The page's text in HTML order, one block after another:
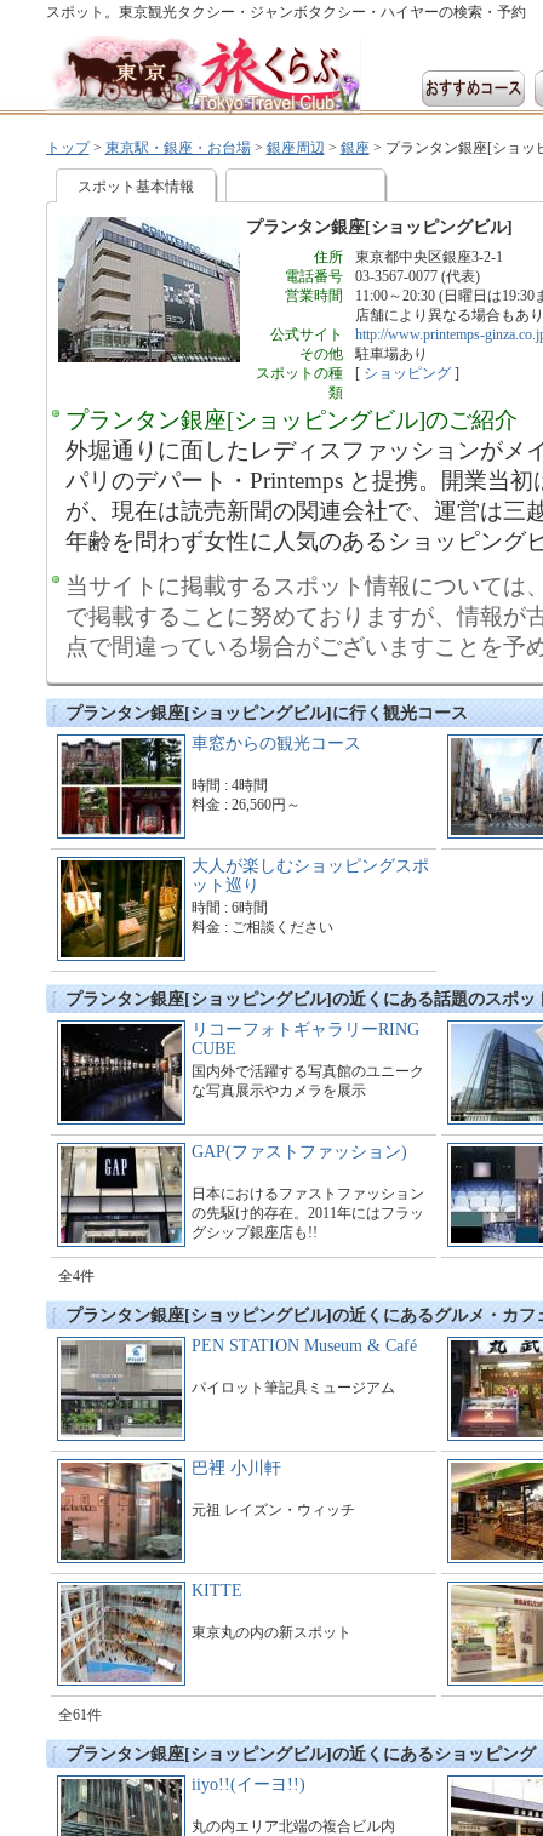
スポット。東京観光タクシー・ジャンボタクシー・ハイヤーの検索・予約
トップ> 東京駅・銀座・お台場> 銀座周辺 > 銀座> プランタン銀座[ショッ
スポット基本情報
プランタン銀座[ショッピングビル]
住所
東京都中央区銀座3-2-1
電話番号
03-3567-0077 (代表)
営業時間
11:00～20:30 (日曜日は19:30
店舗により異なる場合もあり
公式サイト
http://www.printemps-
その他
駐車場あり
スポットの種
類
[ ショッピング]
プランタン銀座[ショッピングビル]のご紹介
外堀通りに面したレディスファッションがメ
パリのデパート・Printemps と提携。開業当
が、現在は読売新聞の関連会社で、運営は三
年齢を問わず女性に人気のあるショッピング
当サイトに掲載するスポット情報については
で掲載することに努めておりますが、情報が
点で間違っている場合がございますことを予
プランタン銀座[ショッピングビル]に行く観光コース
車窓からの観光コース
時間 : 4時間
料金 : 26,560円～
大人が楽しむショッピングスポ
ット巡り
時間 : 6時間
料金 : ご相談ください
プランタン銀座[ショッピングビル]の近くにある話題のスポッ
リコーフォトギャラリーRING
CUBE
国内外で活躍する写真館のユニーク
な写真展示やカメラを展示
GAP(ファストファッション)
日本におけるファストファッション
の先駆け的存在。2011年にはフラッ
グシップ銀座店も!!
全4件
プランタン銀座[ショッピングビル]の近くにあるグルメ・カフ
PEN STATION Museum & Café
パイロット筆記具ミュージアム
巴裡 小川軒
元祖 レイズン・ウィッチ
KITTE
東京丸の内の新スポット
全61件
プランタン銀座[ショッピングビル]の近くにあるショッピング
iiyo!!(イーヨ!!)
丸の内エリア北端の複合ビル内